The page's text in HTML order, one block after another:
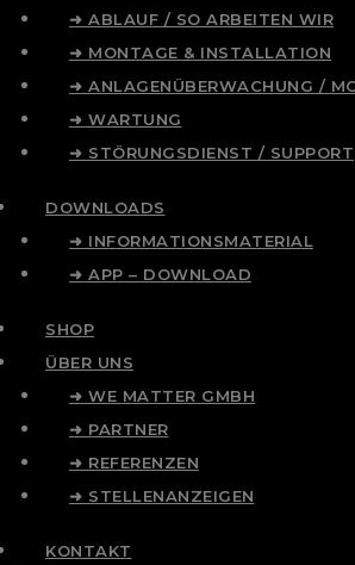
➜ ABLAUF / SO ARBEITEN WIR
➜ MONTAGE & INSTALLATION
➜ ANLAGENÜBERWACHUNG /
➜ WARTUNG
➜ STÖRUNGSDIENST / SUPPORT
DOWNLOADS
➜ INFORMATIONSMATERIAL
➜ APP – DOWNLOAD
SHOP
ÜBER UNS
➜ WE MATTER GMBH
➜ PARTNER
➜ REFERENZEN
➜ STELLENANZEIGEN
KONTAKT